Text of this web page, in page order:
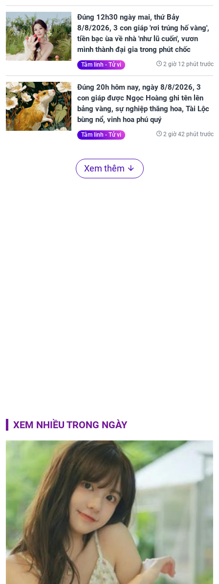
Đúng 12h30 ngày mai, thứ Bảy
8/8/2026, 3 con giáp 'rơi trúng hố vàng',
tiền bạc ùa về nhà 'như lũ cuốn', vươn
mình thành đại gia trong phút chốc
Tâm linh - Tử vi 2 giờ 12 phút trước
Đúng 20h hôm nay, ngày 8/8/2026, 3
con giáp được Ngọc Hoàng ghi tên lên
bảng vàng, sự nghiệp thăng hoa, Tài Lộc
bùng nổ, vinh hoa phú quý
Tâm linh - Tử vi 2 giờ 42 phút trước
Xem thêm
XEM NHIỀU TRONG NGÀY